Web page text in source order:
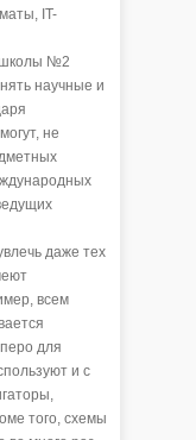
IT-
школы №2
научные и
не
даже тех
всем
для
и с
того, схемы